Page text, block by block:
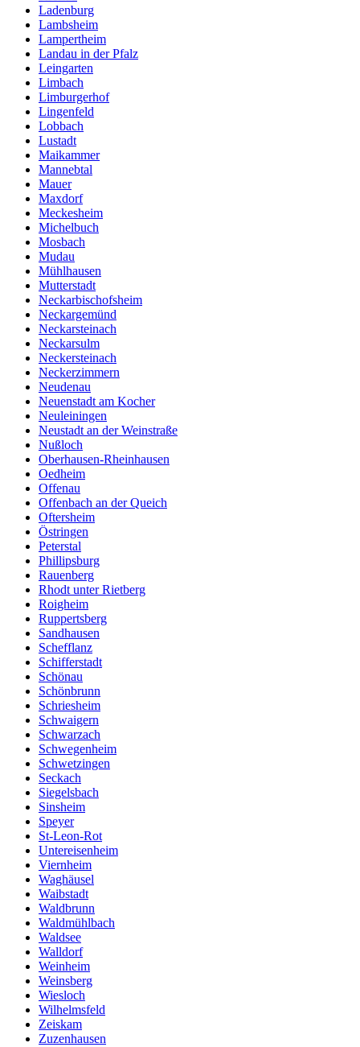
Ladenburg
Lambsheim
Lampertheim
Landau in der Pfalz
Leingarten
Limbach
Limburgerhof
Lingenfeld
Lobbach
Lustadt
Maikammer
Mannebtal
Mauer
Maxdorf
Meckesheim
Michelbuch
Mosbach
Mudau
Mühlhausen
Mutterstadt
Neckarbischofsheim
Neckargemünd
Neckarsteinach
Neckarsulm
Neckersteinach
Neckerzimmern
Neudenau
Neuenstadt am Kocher
Neuleiningen
Neustadt an der Weinstraße
Nußloch
Oberhausen-Rheinhausen
Oedheim
Offenau
Offenbach an der Queich
Oftersheim
Östringen
Peterstal
Phillipsburg
Rauenberg
Rhodt unter Rietberg
Roigheim
Ruppertsberg
Sandhausen
Schefflanz
Schifferstadt
Schönau
Schönbrunn
Schriesheim
Schwaigern
Schwarzach
Schwegenheim
Schwetzingen
Seckach
Siegelsbach
Sinsheim
Speyer
St-Leon-Rot
Untereisenheim
Viernheim
Waghäusel
Waibstadt
Waldbrunn
Waldmühlbach
Waldsee
Walldorf
Weinheim
Weinsberg
Wiesloch
Wilhelmsfeld
Zeiskam
Zuzenhausen